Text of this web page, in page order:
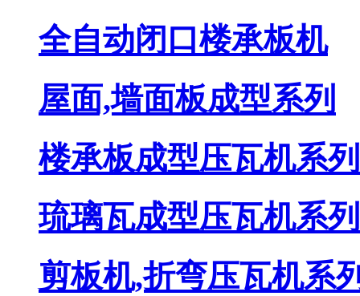
全自动闭口楼承板机
屋面,墙面板成型系列
楼承板成型压瓦机系列
琉璃瓦成型压瓦机系列
剪板机,折弯压瓦机系